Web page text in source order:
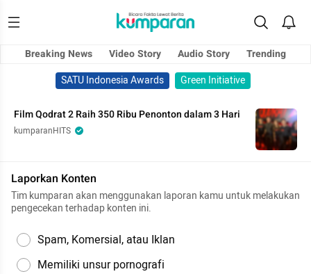
Breaking News Video Story Audio Story
Trending
SATU Indonesia Awards
Green Initiative
Film Qodrat 2 Raih 350 Ribu Penonton dalam 3 Hari
kumparanHITS
Laporkan Konten
Tim kumparan akan menggunakan laporan kamu untuk melakukan
pengecekan terhadap konten ini.
Spam, Komersial, atau Iklan
Memiliki unsur pornografi